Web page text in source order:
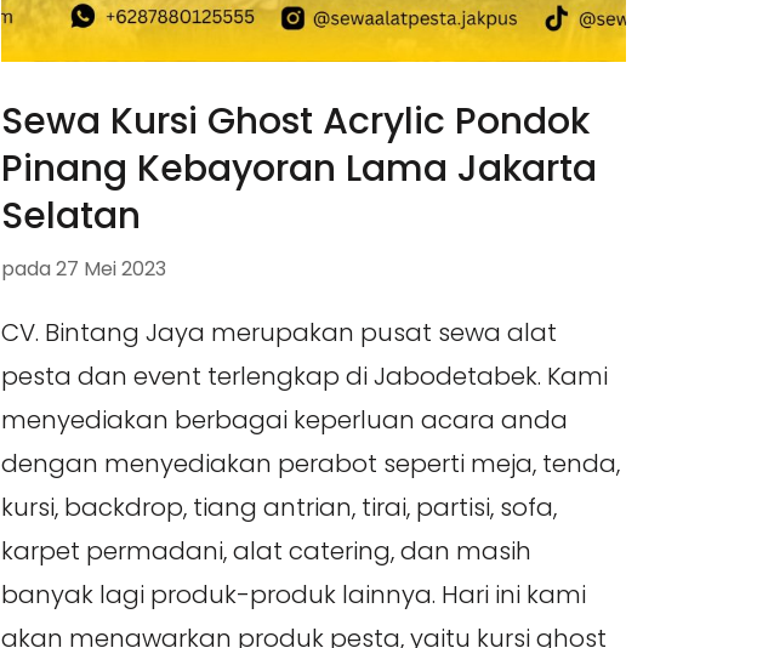
Sewa Kursi Ghost Acrylic Pondok
Pinang Kebayoran Lama Jakarta
Selatan
pada 27 Mei 2023
CV. Bintang Jaya merupakan pusat sewa alat
pesta dan event terlengkap di Jabodetabek. Kami
menyediakan berbagai keperluan acara anda
dengan menyediakan perabot seperti meja, tenda,
kursi, backdrop, tiang antrian, tirai, partisi, sofa,
karpet permadani, alat catering, dan masih
banyak lagi produk-produk lainnya. Hari ini kami
akan menawarkan produk pesta, yaitu kursi ghost